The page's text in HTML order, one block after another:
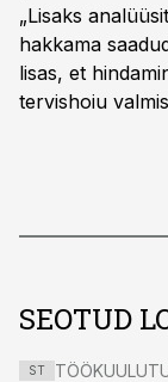
„Lisaks
hakkama
lisas, et
tervishoiu
SEOTUD
ST